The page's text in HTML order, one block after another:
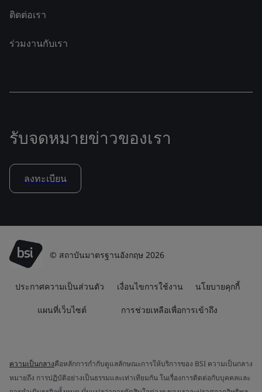
ติดต่อเรา
ร่วมงานกับเรา
รับจดหมายข่าวของเรา
ลงทะเบียน
© สถาบันมาตรฐานอังกฤษ 2026
ประกาศความเป็นส่วนตัว เงื่อนไขการใช้งาน นโยบายคุกกี้
แผนที่เว็บไซต์ การช่วยเหลือเพื่อการเข้าถึง
ความเป็นกลางคือหลักการกำกับดูแลลักษณะการให้บริการของ BSI ความเป็นกลาง
หมายถึง การปฏิบัติอย่างเป็นธรรมและเท่าเทียมกัน ในเรื่องการติดต่อกับบุคคลและ